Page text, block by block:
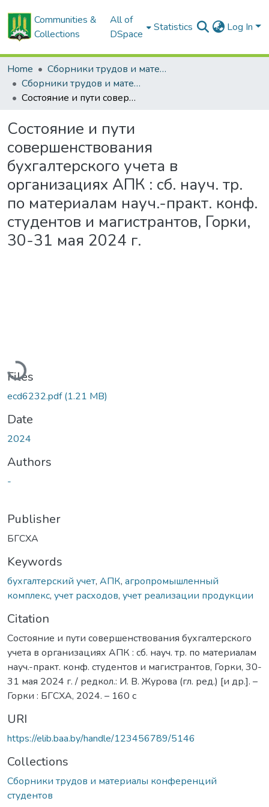
Communities &
Collections
All of
DSpace
Statistics Log In
Home
Сборники трудов и материалов конференций
Сборники трудов и материалы конференций студентов
Состояние и пути совершенствования бухгалтерского учета в организациях АПК : сб. науч. тр. по материалам науч.-практ. конф. студентов и магистрантов, Горки, 30-31 мая 2024 г.
Состояние и пути
совершенствования
бухгалтерского учета в
организациях АПК : сб. науч. тр.
по материалам науч.-практ. конф.
студентов и магистрантов, Горки,
30-31 мая 2024 г.
Files
ecd6232.pdf(1.21 MB)
Date
2024
Authors
-
Publisher
БГСХА
Keywords
бухгалтерский учет, АПК, агропромышленный
комплекс, учет расходов, учет реализации продукции
Citation
Состояние и пути совершенствования бухгалтерского
учета в организациях АПК : сб. науч. тр. по материалам
науч.-практ. конф. студентов и магистрантов, Горки, 30-
31 мая 2024 г. / редкол.: И. В. Журова (гл. ред.) [и др.]. –
Горки : БГСХА, 2024. – 160 с
URI
https://elib.baa.by/handle/123456789/5146
Collections
Сборники трудов и материалы конференций
студентов